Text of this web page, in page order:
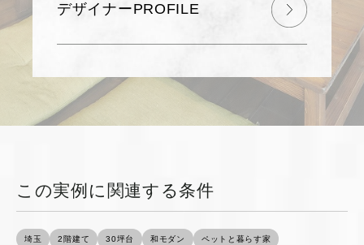
デザイナーPROFILE
この実例に関連する条件
埼玉 2階建て 30坪台 和モダン ペットと暮らす家